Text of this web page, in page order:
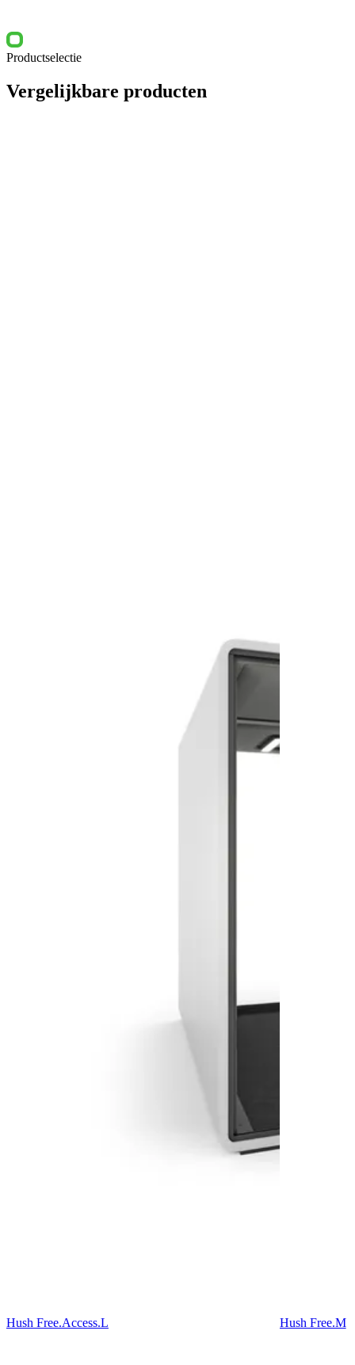
Productselectie
Vergelijkbare producten
Hush Free.Access.L Hush Free.M